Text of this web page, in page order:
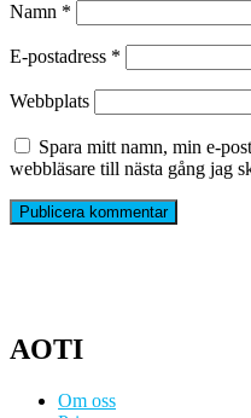
Namn *
E-postadress *
Webbplats
Spara mitt namn, min e-
webbläsare till nästa gång jag
AOTI
Om oss